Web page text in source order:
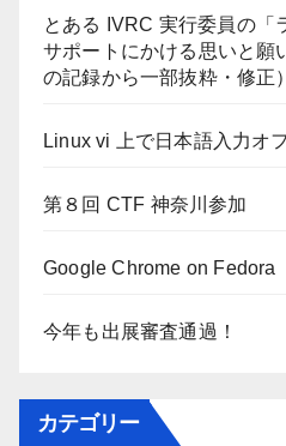
とある IVRC 実行委員の「
サポートにかける思いと願
の記録から一部抜粋・修正）
Linux vi 上で日本語入力オフ
第８回 CTF 神奈川参加
Google Chrome on Fedora
今年も出展審査通過！
カテゴリー